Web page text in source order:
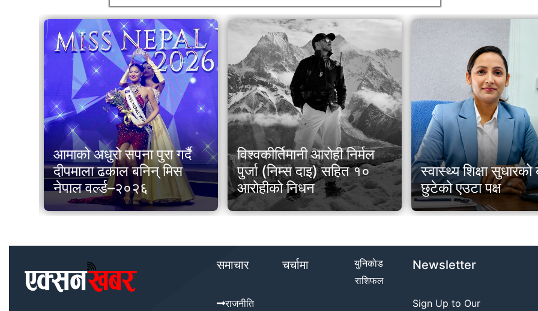
आमाको अधुरो सपना पुरा गर्दै
दीपमाला ढकाल बनिन् मिस
नेपाल वर्ल्ड–२०२६
विश्वकीर्तिमानी आरोही निर्मल
पुर्जा (निम्स दाइ) सहित १०
आरोहीको निधन
स्वास्थ्य शिक्षा
छुटेको एउटा पक्ष
समाचार
राजनीति
चर्चामा
युनिकाेड
राशिफल
Newsletter
Sign Up to Our